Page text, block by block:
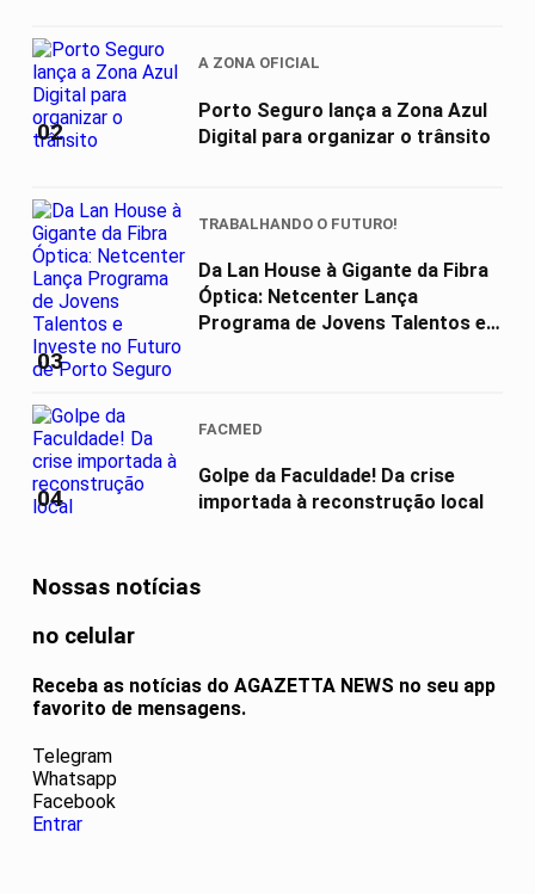
02
A ZONA OFICIAL
Porto Seguro lança a Zona Azul
Digital para organizar o trânsito
03
TRABALHANDO O FUTURO!
Da Lan House à Gigante da Fibra
Óptica: Netcenter Lança
Programa de Jovens Talentos e
04
FACMED
Golpe da Faculdade! Da crise
importada à reconstrução local
Nossas notícias
no celular
Receba as notícias do AGAZETTA NEWS no seu app
favorito de mensagens.
Telegram
Whatsapp
Facebook
Entrar